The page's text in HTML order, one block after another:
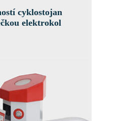
cyklostojan
elektrokol